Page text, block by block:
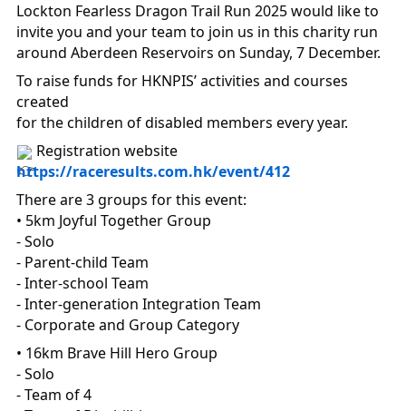
Lockton Fearless Dragon Trail Run 2025 would like to
invite you and your team to join us in this charity run
around Aberdeen Reservoirs on Sunday, 7 December.
To raise funds for HKNPIS’ activities and courses
created
for the children of disabled members every year.
Registration website
https://raceresults.com.hk/event/412
There are 3 groups for this event:
• 5km Joyful Together Group
- Solo
- Parent-child Team
- Inter-school Team
- Inter-generation Integration Team
- Corporate and Group Category
• 16km Brave Hill Hero Group
- Solo
- Team of 4